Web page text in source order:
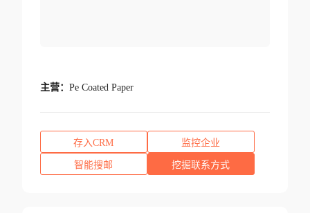
主营： Pe Coated Paper
存入CRM 监控企业
智能搜邮 挖掘联系方式